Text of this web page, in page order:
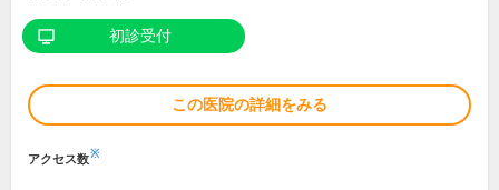
初診受付
この医院の詳細をみる
アクセス数※